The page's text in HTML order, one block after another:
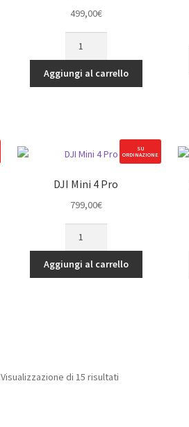
499,00€
2
SE
Aggiungi al carrello
SU
ORDINAZIONE
DJI Mini 4 Pro
799,00€
4
Pro
Aggiungi al carrello
Visualizzazione di 15 risultati